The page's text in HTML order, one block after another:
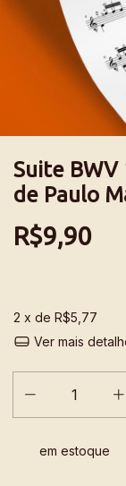
Suite
de Paulo
R$9,90
2 x de R$5,77
Ver mais
em estoque